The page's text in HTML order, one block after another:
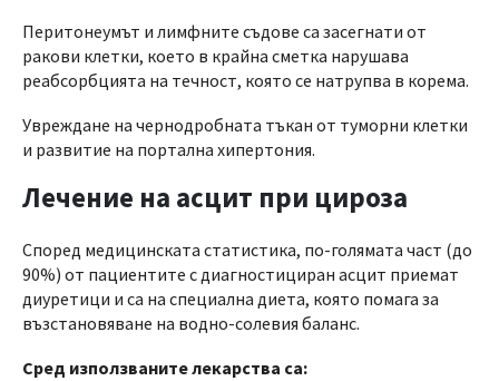
Перитонеумът и лимфните съдове са засегнати от
ракови клетки, което в крайна сметка нарушава
реабсорбцията на течност, която се натрупва в корема.
Увреждане на чернодробната тъкан от туморни клетки
и развитие на портална хипертония.
Лечение на асцит при цироза
Според медицинската статистика, по-голямата част (до
90%) от пациентите с диагностициран асцит приемат
диуретици и са на специална диета, която помага за
възстановяване на водно-солевия баланс.
Сред използваните лекарства са: